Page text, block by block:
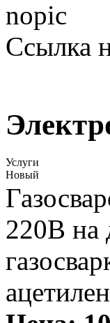
Ссылка
Услуги
Новый
220В на